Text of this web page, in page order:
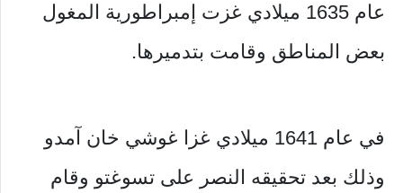
عام 1635 ميلادي غزت إمبراطورية المغول
بعض المناطق وقامت بتدميرها.
في عام 1641 ميلادي غزا غوشي خان آمدو
وذلك بعد تحقيقه النصر على تسوغتو وقام